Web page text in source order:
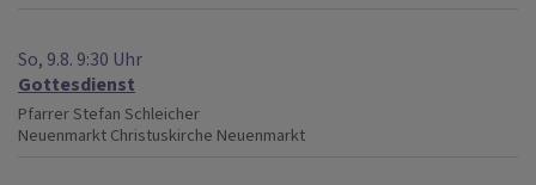
So, 9.8. 9:30 Uhr
Gottesdienst
Pfarrer Stefan Schleicher
Neuenmarkt Christuskirche Neuenmarkt